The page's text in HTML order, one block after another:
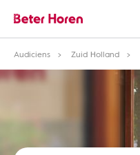
Audiciens
Zuid Holland